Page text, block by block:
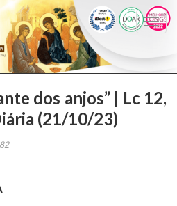
dos anjos” | Lc 12,
(21/10/23)